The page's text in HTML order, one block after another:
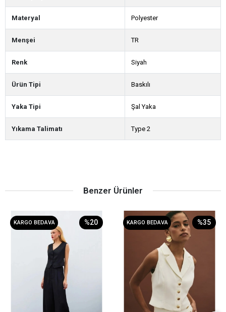
Materyal Polyester
Menşei TR
Renk Siyah
Ürün Tipi Baskılı
Yaka Tipi Şal Yaka
Yıkama Talimatı Type 2
Benzer Ürünler
KARGO BEDAVA %20 KARGO BEDAVA %35